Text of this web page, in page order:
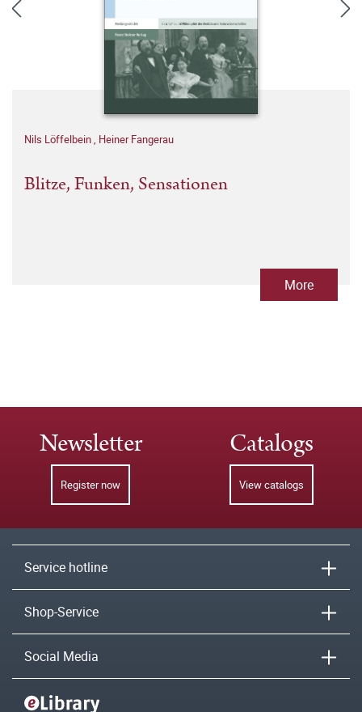
Nils Löffelbein, Heiner Fangerau
Blitze, Funken, Sensationen
More
Newsletter
Register now
Catalogs
View catalogs
Service hotline
Shop-Service
Social Media